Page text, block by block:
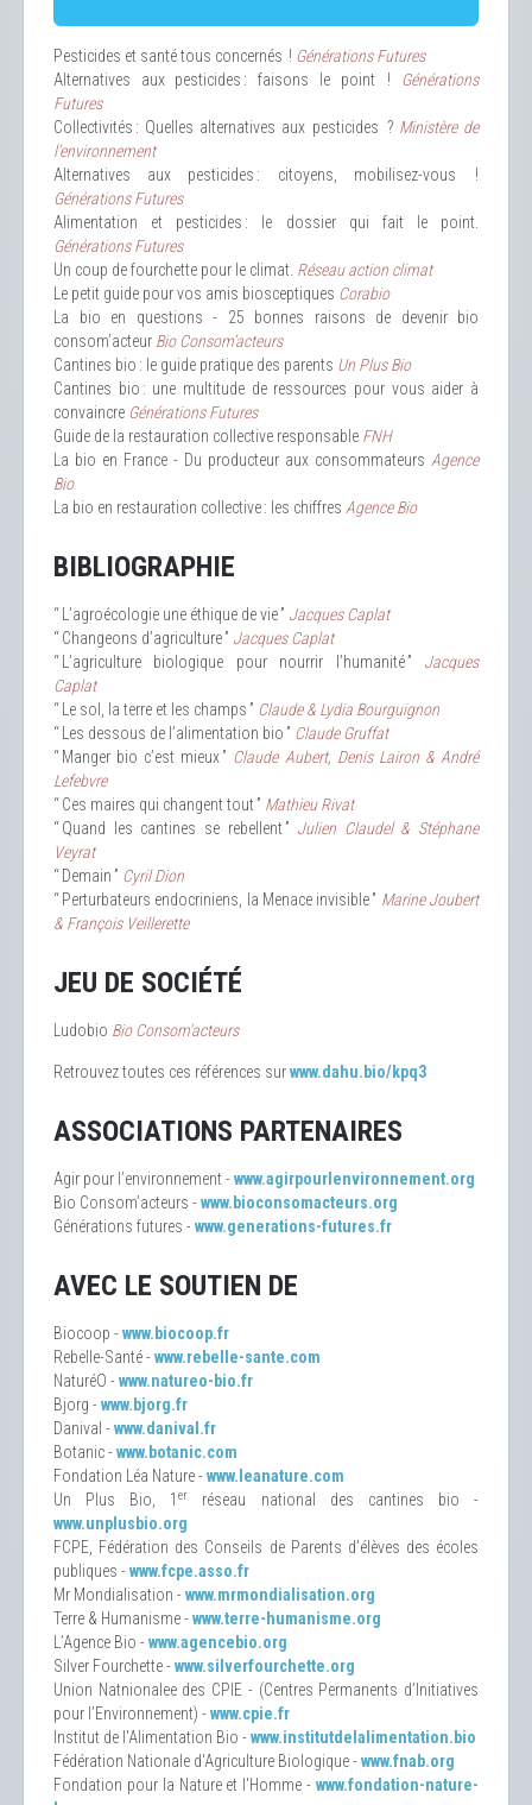
Pesticides et santé tous concernés ! Générations Futures
Alternatives aux pesticides : faisons le point ! Générations
Futures
Collectivités : Quelles alternatives aux pesticides ? Ministère de
l’environnement
Alternatives aux pesticides : citoyens, mobilisez-vous !
Générations Futures
Alimentation et pesticides : le dossier qui fait le point.
Générations Futures
Un coup de fourchette pour le climat. Réseau action climat
Le petit guide pour vos amis biosceptiques Corabio
La bio en questions - 25 bonnes raisons de devenir bio
consom’acteur Bio Consom’acteurs
Cantines bio : le guide pratique des parents Un Plus Bio
Cantines bio : une multitude de ressources pour vous aider à
convaincre Générations Futures
Guide de la restauration collective responsable FNH
La bio en France - Du producteur aux consommateurs Agence
Bio
La bio en restauration collective : les chiffres Agence Bio
BIBLIOGRAPHIE
“ L’agroécologie une éthique de vie ” Jacques Caplat
“ Changeons d’agriculture ” Jacques Caplat
“ L’agriculture biologique pour nourrir l’humanité ” Jacques
Caplat
“ Le sol, la terre et les champs ” Claude & Lydia Bourguignon
“ Les dessous de l’alimentation bio ” Claude Gruffat
“ Manger bio c’est mieux ” Claude Aubert, Denis Lairon & André
Lefebvre
“ Ces maires qui changent tout ” Mathieu Rivat
“ Quand les cantines se rebellent ” Julien Claudel & Stéphane
Veyrat
“ Demain ” Cyril Dion
“ Perturbateurs endocriniens, la Menace invisible ” Marine Joubert
& François Veillerette
JEU DE SOCIÉTÉ
Ludobio Bio Consom’acteurs
Retrouvez toutes ces références surwww.dahu.bio/kpq3
ASSOCIATIONS PARTENAIRES
Agir pour l’environnement - www.agirpourlenvironnement.org
Bio Consom’acteurs - www.bioconsomacteurs.org
Générations futures - www.generations-futures.fr
AVEC LE SOUTIEN DE
Biocoop - www.biocoop.fr
Rebelle-Santé - www.rebelle-sante.com
NaturéO - www.natureo-bio.fr
Bjorg - www.bjorg.fr
Danival - www.danival.fr
Botanic - www.botanic.com
Fondation Léa Nature - www.leanature.com
Un Plus Bio, 1er
réseau national des cantines bio -
www.unplusbio.org
FCPE, Fédération des Conseils de Parents d’élèves des écoles
publiques - www.fcpe.asso.fr
Mr Mondialisation - www.mrmondialisation.org
Terre & Humanisme - www.terre-humanisme.org
L’Agence Bio - www.agencebio.org
Silver Fourchette - www.silverfourchette.org
Union Natnionalee des CPIE - (Centres Permanents d’Initiatives
pour l’Environnement) - www.cpie.fr
Institut de l'Alimentation Bio - www.institutdelalimentation.bio
Fédération Nationale d'Agriculture Biologique - www.fnab.org
Fondation pour la Nature et l'Homme - www.fondation-nature-